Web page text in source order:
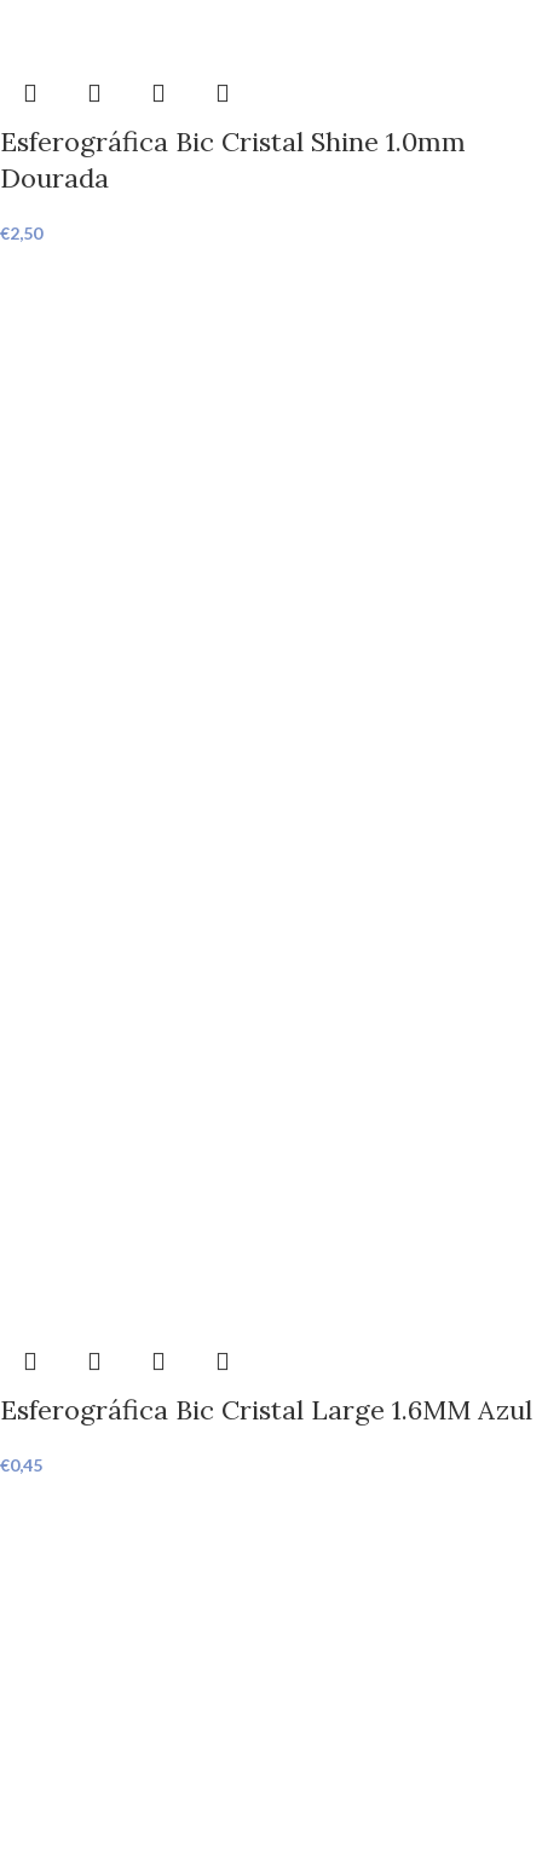
Esferográfica Bic Cristal Shine 1.0mm
Dourada
€2,50
Esferográfica Bic Cristal Large 1.6MM Azul
€0,45